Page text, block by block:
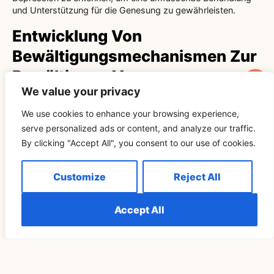
We value your privacy
We use cookies to enhance your browsing experience,
serve personalized ads or content, and analyze our traffic.
By clicking "Accept All", you consent to our use of cookies.
Customize Reject All
Accept All
und Unterstützung für die Genesung zu gewährleisten.
Entwicklung Von
Bewältigungsmechanismen Zur
Bewältigung Von
Herausforderungen Im
Zusammenhang Mit
Lächeldepressionen
Die Entwicklung gesunder Bewältigungsmechanismen, wie z.
B. die Teilnahme an einer Therapie, das Praktizieren von
Herausforderungen zu meistern, die mit einer lächelnden
Depression und Drogenmissbrauch verbunden sind.